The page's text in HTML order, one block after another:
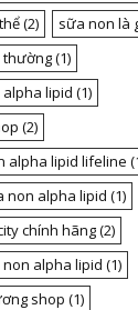
(2) sữa non là
thường(1)
lipid (1)
(2)
alpha lipid lifeline
non alpha lipid (1)
chính hãng(2)
alpha lipid (1)
shop (1)